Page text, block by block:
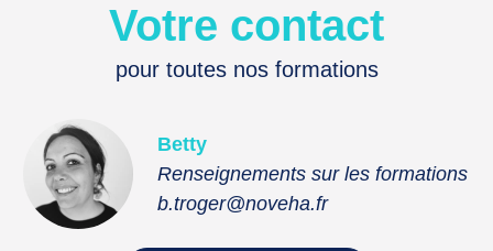
Votre contact
pour toutes nos formations
Betty
Renseignements sur les formations
b.troger@noveha.fr